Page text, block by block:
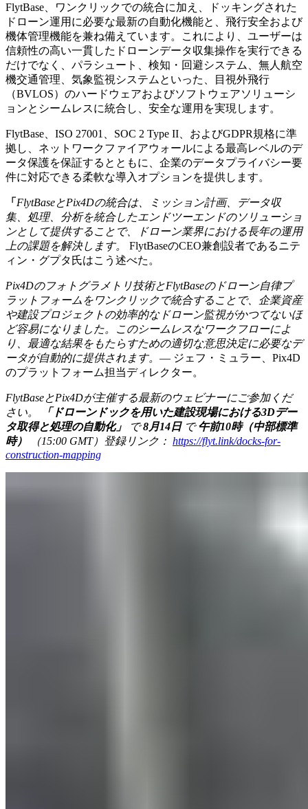
FlytBase、ワンクリックでの統合に加え、ドッキングされた
ドローン運用に必要な最新の自動化機能と、飛行安全および
機体管理機能を兼ね備えています。これにより、ユーザーは
信頼性の高い一貫したドローンデータ収集操作を実行できる
だけでなく、パラシュート、検知・回避システム、無人航空
機交通管理、気象監視システムといった、目視外飛行
（BVLOS）のハードウェアおよびソフトウェアソリューシ
ョンとシームレスに統合し、安全な運用を実現します。
FlytBase、ISO 27001、SOC 2 Type II、およびGDPR規格に準
拠し、ネットワークファイアウォールによる最高レベルのデ
ータ保護を保証するとともに、企業のデータプライバシー要
件に対応できる柔軟な導入オプションを提供します。
「 FlytBaseとPix4Dの統合は、ミッション計画、データ収
集、処理、分析を統合したエンドツーエンドのソリューショ
ンとして提供することで、ドローン業界における長年の運用
上の課題を解決します。 FlytBaseのCEO兼創設者であるニテ
ィン・グプタ氏はこう述べた。
Pix4Dのフォトグラメトリ技術とFlytBaseのドローン自律プ
ラットフォームをワンクリックで統合することで、企業資産
や建設プロジェクトの効率的なドローン監視がかつてないほ
ど容易になりました。このシームレスなワークフローによ
り、最適な結果をもたらすための適切な意思決定に必要なデ
ータが自動的に提供されます。 ― ジェフ・ミュラー、Pix4D
のプラットフォーム担当ディレクター。
FlytBaseとPix4Dが主催する最新のウェビナーにご参加くだ
さい。
「ドローンドックを用いた建設現場における3Dデー
タ取得と処理の自動化」
で8月14日で午前10時（中部標準
時）
（15:00 GMT）登録リンク： https://flyt.link/docks-for-
construction-mapping